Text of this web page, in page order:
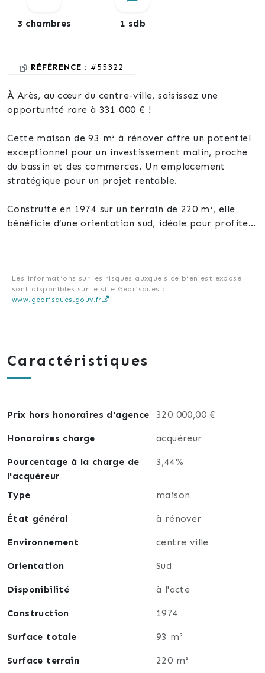
3 chambres 1 sdb
RÉFÉRENCE : #55322
À Arès, au cœur du centre-ville, saisissez une
opportunité rare à 331 000 € !
Cette maison de 93 m² à rénover offre un potentiel
exceptionnel pour un investissement malin, proche
du bassin et des commerces. Un emplacement
stratégique pour un projet rentable.
Construite en 1974 sur un terrain de 220 m², elle
bénéficie d’une orientation sud, idéale pour profiter
optimisation des espaces.
bien, un atout rare en centre-ville.
central garantit un accès facile aux commodités et
au bassin, renforçant l’attractivité locative ou
Ne laissez pas passer cette chance d’investir dans un
bien à fort potentiel, à personnaliser selon vos
découvrir toutes les possibilités qu’offre cette
maison à Arès.
Les informations sur les risques auxquels ce bien est exposé
sont disponibles sur le site Géorisques :
www.georisques.gouv.fr
Caractéristiques
Prix hors honoraires d'agence 320 000,00 €
Honoraires charge acquéreur
Pourcentage à la charge de
l'acquéreur
3,44%
Type maison
État général à rénover
Environnement centre ville
Orientation Sud
Disponibilité à l'acte
Construction 1974
Surface totale 93 m²
Surface terrain 220 m²